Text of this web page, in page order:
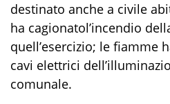
destinato anche a civile
ha cagionatol’incendio
quell’esercizio; le fiamme
cavi elettrici
comunale.